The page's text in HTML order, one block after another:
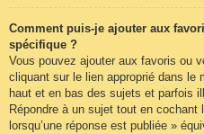
Comment puis-je ajouter aux
spécifique ?
Vous pouvez ajouter aux favoris ou
cliquant sur le lien approprié dans le
haut et en bas des sujets et parfois
Répondre à un sujet tout en
lorsqu’une réponse est publiée »